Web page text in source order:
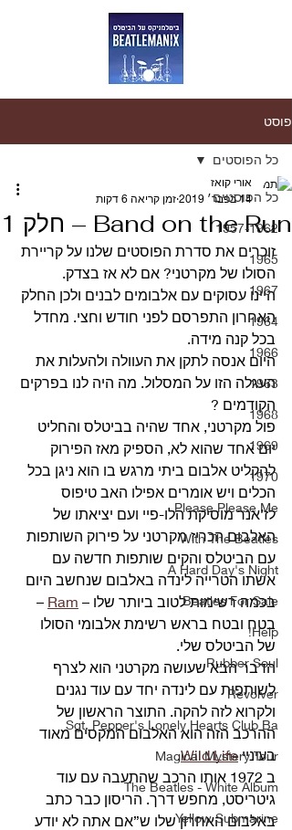
פוסט
כל הפוסטים
1957-1962
1965
1967
1964
1966
1963
1968
1969
1970
Please Please Me
With The Beatles
A Hard Day's Night
Beatles For Sale
Help!
Rubber Soul
Revolver
Sgt. Pepper's Lonely Hearts Club Ba
Magical Mystery Tour
The Beatles - White Album
Yellow Submarine
כל הפוסטים
Band on the Run – חלק 1
אורי קואז
14 בפבר׳ 2019
זמן קריאה 6 דקות
זוכרים את סדרת הפוסטים שלנו על קריירת
הסולו של מקרטני? אם לא אז בצדק.
היינו עסוקים עם אלבומים לבנים ולכן החלק
האחרון התפרסם לפני חודש וחצי. מחדל
בכל קנה מידה.
היום אנסה לתקן את העוולה ולהעלות את
העגלה הזו על המסלול. מה היה לנו בפרקים
הקודמים ?
פול מקרטני, אחד שהיה בביטלס והחליט
יום אחד שהוא לא, הספיק מאז הפירוק
להקליט אלבום ביתי מרגש בו הוא ניגן בכל
הכלים ויש אומרים אפילו האב טיפוס
לז’אנר מוסיקת הלו-פיי ועם יציאתו של
האלבום הכריז מקרטני על פירוק השותפות
עם הביטלס והקים שותפות חדשה עם
אשתו הטרייה לינדה באלבום שנחשב היום
בכמה רשימות לטוב ביותר שלו – Ram
–
בטח ובטח בראש רשימת אלבומי הסולו
של הביטלס שלי.
הדבר הבא שעושה מקרטני הוא לצרף
לשותפות עם לינדה יחד עם עוד נגנים
ולקרוא לזה להקה. התוצר הראשון של
ההרכב הזה הוא האלבום המקסים מאוד
בעיניי Wild Life
.
ב 1972 אותו הרכב שהתעבה עם עוד
גיטריסט, מחפש דרך. הריסון כבר כתב
באלבום האחרון שלו ש”אם אתה לא יודע